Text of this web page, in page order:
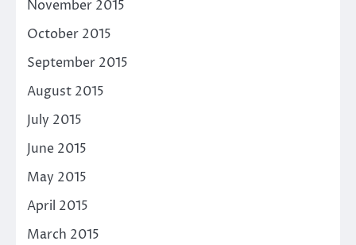
November 2015
October 2015
September 2015
August 2015
July 2015
June 2015
May 2015
April 2015
March 2015